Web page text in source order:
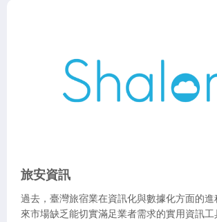
旅安資訊
過去，臺灣旅宿業在資訊化與數據化方面的
來市場缺乏能切實滿足業者需求的實用資訊